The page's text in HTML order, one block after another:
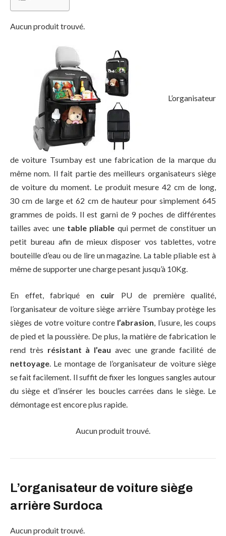
Aucun produit trouvé.
L’organisateur
de voiture Tsumbay est une fabrication de la marque du
même nom. Il fait partie des meilleurs organisateurs siège
de voiture du moment. Le produit mesure 42 cm de long,
30 cm de large et 62 cm de hauteur pour simplement 645
grammes de poids. Il est garni de 9 poches de différentes
tailles avec une table pliable qui permet de constituer un
petit bureau afin de mieux disposer vos tablettes, votre
bouteille d’eau ou de lire un magazine. La table pliable est à
même de supporter une charge pesant jusqu’à 10Kg.
En effet, fabriqué en cuir PU de première qualité,
l’organisateur de voiture siège arrière Tsumbay protège les
sièges de votre voiture contre l’abrasion, l’usure, les coups
de pied et la poussière. De plus, la matière de fabrication le
rend très résistant à l’eau avec une grande facilité de
nettoyage. Le montage de l’organisateur de voiture siège
se fait facilement. Il suffit de fixer les longues sangles autour
du siège et d’insérer les boucles carrées dans le siège. Le
démontage est encore plus rapide.
Aucun produit trouvé.
L’organisateur de voiture siège
arrière Surdoca
Aucun produit trouvé.